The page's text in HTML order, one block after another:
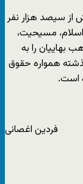
از سیصد هزار نفر
اسلام، مسیحیت،
بهاییان را به
همواره حقوق
است.
فردین اغصانی